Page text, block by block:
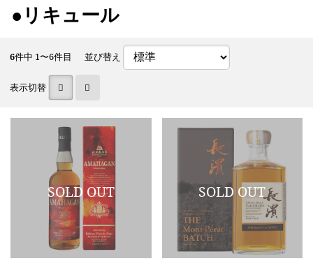
●リキュール
6件中 1〜6件目 並び替え
表示切替